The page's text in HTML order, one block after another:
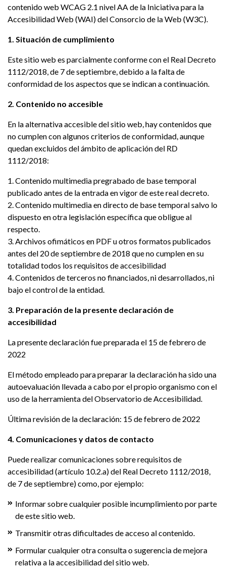
contenido web WCAG 2.1 nivel AA de la Iniciativa para la
Accesibilidad Web (WAI) del Consorcio de la Web (W3C).
1. Situación de cumplimiento
Este sitio web es parcialmente conforme con el Real Decreto
1112/2018, de 7 de septiembre, debido a la falta de
conformidad de los aspectos que se indican a continuación.
2. Contenido no accesible
En la alternativa accesible del sitio web, hay contenidos que
no cumplen con algunos criterios de conformidad, aunque
quedan excluidos del ámbito de aplicación del RD
1112/2018:
1. Contenido multimedia pregrabado de base temporal
publicado antes de la entrada en vigor de este real decreto.
2. Contenido multimedia en directo de base temporal salvo lo
dispuesto en otra legislación específica que obligue al
respecto.
3. Archivos ofimáticos en PDF u otros formatos publicados
antes del 20 de septiembre de 2018 que no cumplen en su
totalidad todos los requisitos de accesibilidad
4. Contenidos de terceros no financiados, ni desarrollados, ni
bajo el control de la entidad.
3. Preparación de la presente declaración de
accesibilidad
La presente declaración fue preparada el 15 de febrero de
2022
El método empleado para preparar la declaración ha sido una
autoevaluación llevada a cabo por el propio organismo con el
uso de la herramienta del Observatorio de Accesibilidad.
Última revisión de la declaración: 15 de febrero de 2022
4. Comunicaciones y datos de contacto
Puede realizar comunicaciones sobre requisitos de
accesibilidad (artículo 10.2.a) del Real Decreto 1112/2018,
de 7 de septiembre) como, por ejemplo:
Informar sobre cualquier posible incumplimiento por parte
de este sitio web.
Transmitir otras dificultades de acceso al contenido.
Formular cualquier otra consulta o sugerencia de mejora
relativa a la accesibilidad del sitio web.